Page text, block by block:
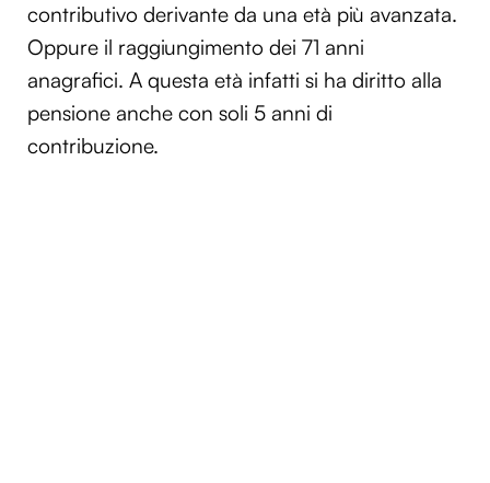
contributivo derivante da una età più avanzata.
Oppure il raggiungimento dei 71 anni
anagrafici. A questa età infatti si ha diritto alla
pensione anche con soli 5 anni di
contribuzione.